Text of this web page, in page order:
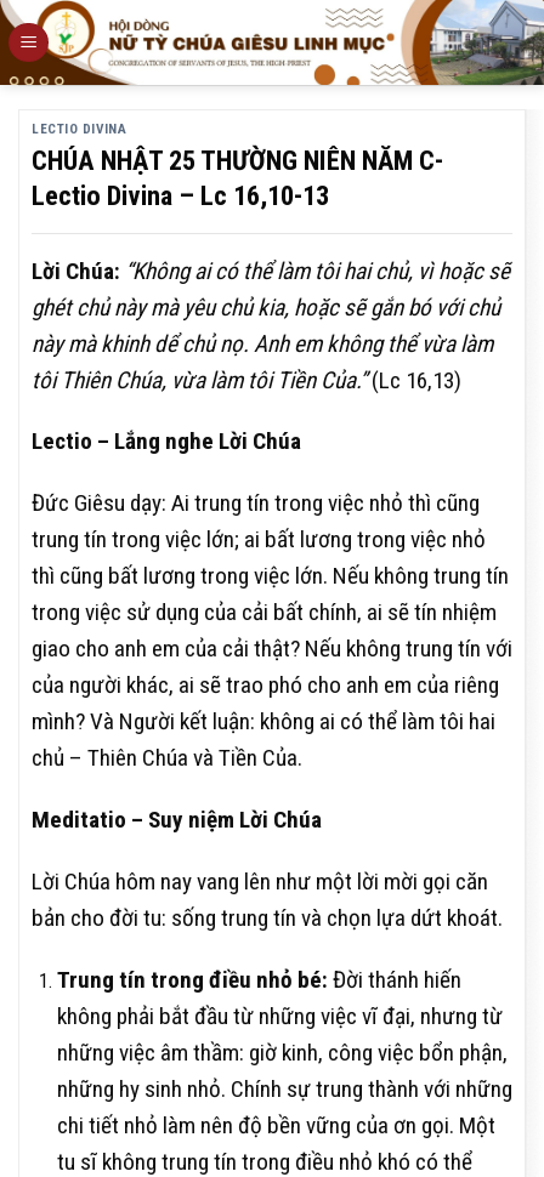
Skip
to
content
LECTIO DIVINA
CHÚA NHẬT 25 THƯỜNG NIÊN NĂM C-
Lectio Divina – Lc 16,10-13
Lời Chúa: “Không ai có thể làm tôi hai chủ, vì hoặc sẽ
ghét chủ này mà yêu chủ kia, hoặc sẽ gắn bó với chủ
này mà khinh dể chủ nọ. Anh em không thể vừa làm
tôi Thiên Chúa, vừa làm tôi Tiền Của.”(Lc 16,13)
Lectio – Lắng nghe Lời Chúa
Đức Giêsu dạy: Ai trung tín trong việc nhỏ thì cũng
trung tín trong việc lớn; ai bất lương trong việc nhỏ
thì cũng bất lương trong việc lớn. Nếu không trung tín
trong việc sử dụng của cải bất chính, ai sẽ tín nhiệm
giao cho anh em của cải thật? Nếu không trung tín với
của người khác, ai sẽ trao phó cho anh em của riêng
mình? Và Người kết luận: không ai có thể làm tôi hai
chủ – Thiên Chúa và Tiền Của.
Meditatio – Suy niệm Lời Chúa
Lời Chúa hôm nay vang lên như một lời mời gọi căn
bản cho đời tu: sống trung tín và chọn lựa dứt khoát.
Trung tín trong điều nhỏ bé: Đời thánh hiến
không phải bắt đầu từ những việc vĩ đại, nhưng từ
những việc âm thầm: giờ kinh, công việc bổn phận,
những hy sinh nhỏ. Chính sự trung thành với những
chi tiết nhỏ làm nên độ bền vững của ơn gọi. Một
tu sĩ không trung tín trong điều nhỏ khó có thể